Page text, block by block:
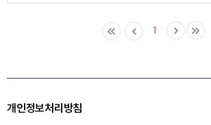
1
개인정보처리방침